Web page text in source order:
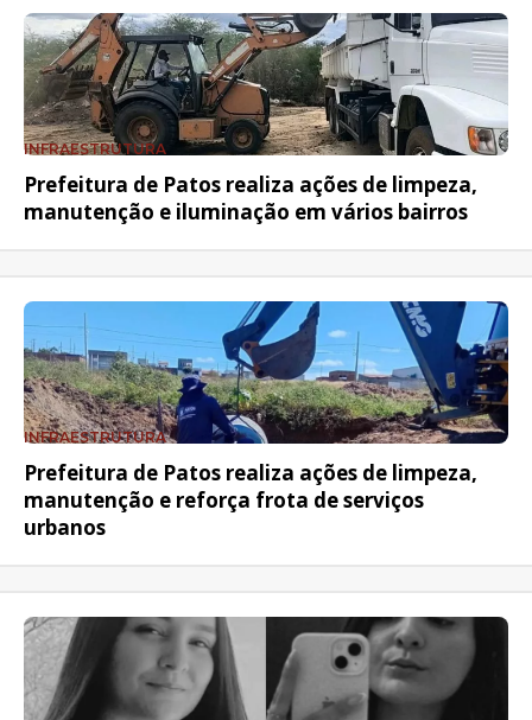
INFRAESTRUTURA
Prefeitura de Patos realiza ações de limpeza,
manutenção e iluminação em vários bairros
INFRAESTRUTURA
Prefeitura de Patos realiza ações de limpeza,
manutenção e reforça frota de serviços
urbanos